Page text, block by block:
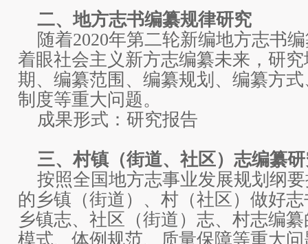
二、地方志书编纂规律研究
随着2020年第二轮新编地方志书
着眼社会主义新方志编纂未来，研
期、编纂范围、编纂规划、编纂方
制度等重大问题。
成果形式：研究报告
三、村镇（街道、社区）志编纂
按照全国地方志事业发展规划纲要
的乡镇（街道）、村（社区）做好
乡镇志、社区（街道）志、村志编
模式、体例规范、质量保障等重大